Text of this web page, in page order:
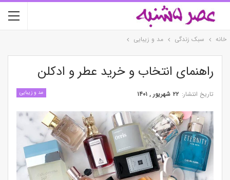
خانه سبک زندگی مد و زیبایی
راهنمای انتخاب و خرید عطر و ادکلن
مد و زیبایی تاریخ انتشار: ۲۲ شهریور , ۱۴۰۱